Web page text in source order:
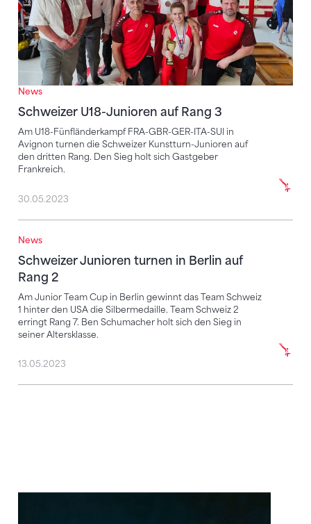
News
Schweizer U18-Junioren auf Rang 3
Am U18-Fünfländerkampf FRA-GBR-GER-ITA-SUI in
Avignon turnen die Schweizer Kunstturn-Junioren auf
den dritten Rang. Den Sieg holt sich Gastgeber
Frankreich.
30.05.2023
News
Schweizer Junioren turnen in Berlin auf
Rang 2
Am Junior Team Cup in Berlin gewinnt das Team Schweiz
1 hinter den USA die Silbermedaille. Team Schweiz 2
erringt Rang 7. Ben Schumacher holt sich den Sieg in
seiner Altersklasse.
Schweizer Junioren turnen in Berlin auf Rang 2
13.05.2023